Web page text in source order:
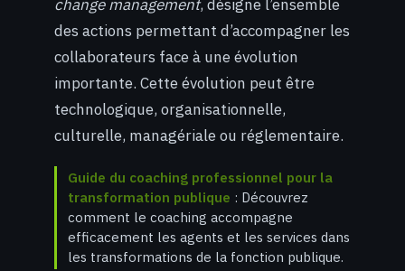
change management, désigne l’ensemble
des actions permettant d’accompagner les
collaborateurs face à une évolution
importante. Cette évolution peut être
technologique, organisationnelle,
culturelle, managériale ou réglementaire.
Guide du coaching professionnel pour la
transformation publique : Découvrez
comment le coaching accompagne
efficacement les agents et les services dans
les transformations de la fonction publique.